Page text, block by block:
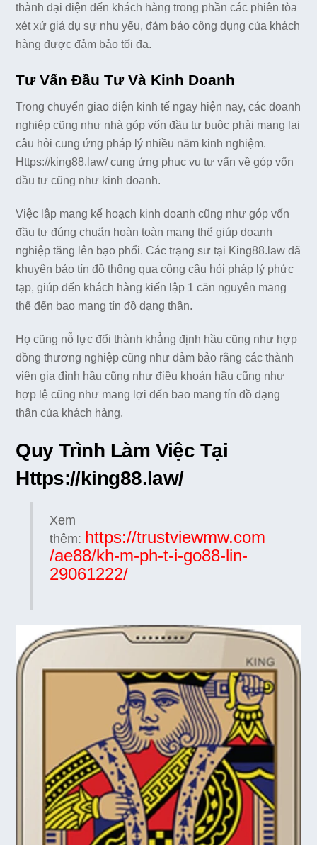
thành đại diện đến khách hàng trong phần các phiên tòa
xét xử giả dụ sự nhu yếu, đảm bảo công dụng của khách
hàng được đảm bảo tối đa.
Tư Vấn Đầu Tư Và Kinh Doanh
Trong chuyển giao diện kinh tế ngay hiện nay, các doanh
nghiệp cũng như nhà góp vốn đầu tư buộc phải mang lại
câu hỏi cung ứng pháp lý nhiều năm kinh nghiệm.
Https://king88.law/ cung ứng phục vụ tư vấn về góp vốn
đầu tư cũng như kinh doanh.
Việc lập mang kế hoạch kinh doanh cũng như góp vốn
đầu tư đúng chuẩn hoàn toàn mang thể giúp doanh
nghiệp tăng lên bạo phổi. Các trạng sư tại King88.law đã
khuyên bảo tín đồ thông qua công câu hỏi pháp lý phức
tạp, giúp đến khách hàng kiến lập 1 căn nguyên mang
thể đến bao mang tín đồ dạng thân.
Họ cũng nỗ lực đổi thành khẳng định hầu cũng như hợp
đồng thương nghiệp cũng như đảm bảo rằng các thành
viên gia đình hầu cũng như điều khoản hầu cũng như
hợp lệ cũng như mang lợi đến bao mang tín đồ dạng
thân của khách hàng.
Quy Trình Làm Việc Tại
Https://king88.law/
Xem
thêm: https://trustviewmw.com
/ae88/kh-m-ph-t-i-go88-lin-
29061222/